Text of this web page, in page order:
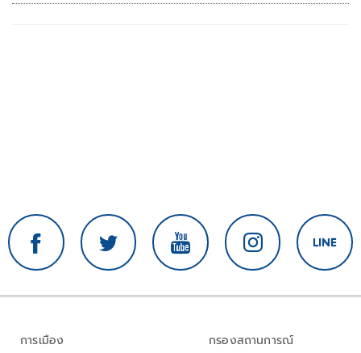
การเมือง
กรองสถานการณ์